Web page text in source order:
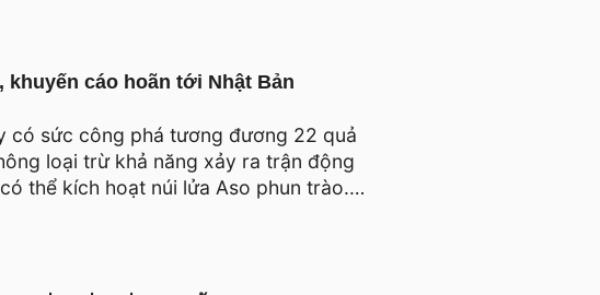
cáo hoãn tới Nhật Bản
có sức công phá tương đương 22 quả
loại trừ khả năng xảy ra trận động
thể kích hoạt núi lửa Aso phun trào.